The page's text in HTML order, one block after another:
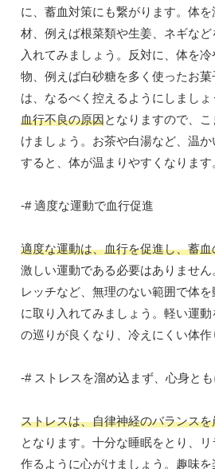
に、蓄血対策にも繋がります。体
材、例えば根菜類や生姜、ネギな
入れてみましょう。反対に、体を
物、例えば白砂糖を多く使ったお
は、なるべく控えるようにしましょ
血行不良の原因となりますので、
けましょう。お茶や白湯など、温
すると、体が温まりやすくなります
-# 適度な運動で血行促進
適度な運動は、血行を促進し、蓄
激しい運動である必要はありませ
レッチなど、無理のない範囲で体
に取り入れてみましょう。軽い運
の巡りが良くなり、冷えにくい体作
-# ストレスを溜め込まず、心身と
ストレスは、自律神経のバランス
となります。十分な睡眠をとり、
作るように心がけましょう。趣味